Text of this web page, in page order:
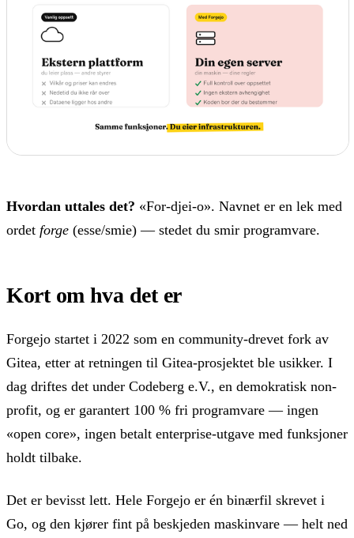
Hvordan uttales det? «For-djei-o». Navnet er en lek med
ordet forge (esse/smie) — stedet du smir programvare.
Kort om hva det er
Forgejo startet i 2022 som en community-drevet fork av
Gitea, etter at retningen til Gitea-prosjektet ble usikker. I
dag driftes det under Codeberg e.V., en demokratisk non-
profit, og er garantert 100 % fri programvare — ingen
«open core», ingen betalt enterprise-utgave med funksjoner
holdt tilbake.
Det er bevisst lett. Hele Forgejo er én binærfil skrevet i
Go, og den kjører fint på beskjeden maskinvare — helt ned